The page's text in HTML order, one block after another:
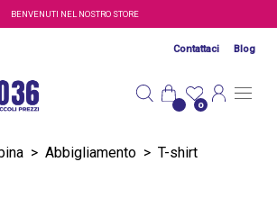
BENVENUTI NEL NOSTRO STORE
Contattaci Blog
0
> Abbigliamento > T-shirt